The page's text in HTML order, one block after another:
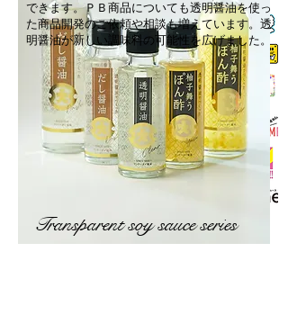
できます。ＰＢ商品についても透明醤油を使っ
た商品開発のご依頼や相談も増えています。透
明醤油が新しい調味料の可能性を広げました。
Transparent soy sauce series